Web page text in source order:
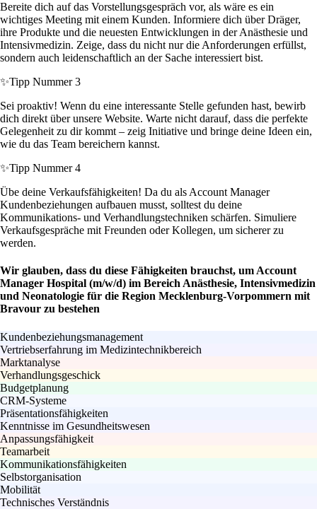
Bereite dich auf das Vorstellungsgespräch vor, als wäre es ein
wichtiges Meeting mit einem Kunden. Informiere dich über Dräger,
ihre Produkte und die neuesten Entwicklungen in der Anästhesie und
Intensivmedizin. Zeige, dass du nicht nur die Anforderungen erfüllst,
sondern auch leidenschaftlich an der Sache interessiert bist.
✨Tipp Nummer 3
Sei proaktiv! Wenn du eine interessante Stelle gefunden hast, bewirb
dich direkt über unsere Website. Warte nicht darauf, dass die perfekte
Gelegenheit zu dir kommt – zeig Initiative und bringe deine Ideen ein,
wie du das Team bereichern kannst.
✨Tipp Nummer 4
Übe deine Verkaufsfähigkeiten! Da du als Account Manager
Kundenbeziehungen aufbauen musst, solltest du deine
Kommunikations- und Verhandlungstechniken schärfen. Simuliere
Verkaufsgespräche mit Freunden oder Kollegen, um sicherer zu
werden.
Wir glauben, dass du diese Fähigkeiten brauchst, um Account
Manager Hospital (m/w/d) im Bereich Anästhesie, Intensivmedizin
und Neonatologie für die Region Mecklenburg-Vorpommern mit
Bravour zu bestehen
Kundenbeziehungsmanagement
Vertriebserfahrung im Medizintechnikbereich
Marktanalyse
Verhandlungsgeschick
Budgetplanung
CRM-Systeme
Präsentationsfähigkeiten
Kenntnisse im Gesundheitswesen
Anpassungsfähigkeit
Teamarbeit
Kommunikationsfähigkeiten
Selbstorganisation
Mobilität
Technisches Verständnis